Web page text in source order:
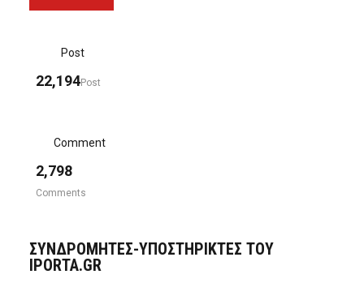
Post
22,194Post
Comment
2,798
Comments
ΣΥΝΔΡΟΜΗΤΈΣ-ΥΠΟΣΤΗΡΙΚΤΈΣ ΤΟΥ
IPORTA.GR